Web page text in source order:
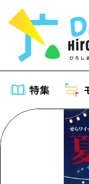
特集
特集
モ